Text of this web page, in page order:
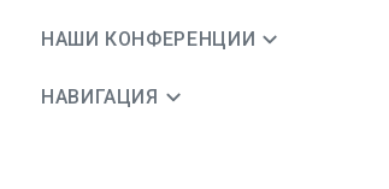
НАШИ КОНФЕРЕНЦИИ
НАВИГАЦИЯ